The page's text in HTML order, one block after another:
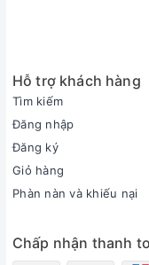
của Laptop. Màn
nhất hiện nay - 4K HD
điểm ảnh mang đến
từng chi tiết . Mức độ
nits, bạn sẽ không
không gian không đủ
Hỗ trợ khách hàng
Tìm kiếm
Đăng nhập
Đăng ký
Giỏ hàng
Phàn nàn và khiếu nại
Chấp nhận thanh